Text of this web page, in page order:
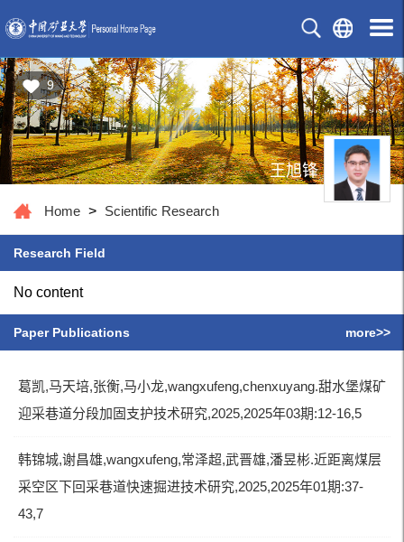
9
王旭锋
Home > Scientific Research
Research Field
No content
Paper Publications more>>
葛凯,马天培,张衡,马小龙,wangxufeng,chenxuyang.甜水堡煤矿
迎采巷道分段加固支护技术研究,2025,2025年03期:12-16,5
韩锦城,谢昌雄,wangxufeng,常泽超,武晋雄,潘昱彬.近距离煤层
采空区下回采巷道快速掘进技术研究,2025,2025年01期:37-
43,7